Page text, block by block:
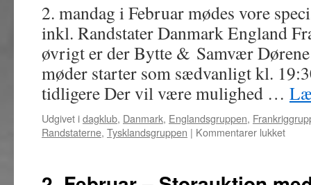
2. mandag i Februar mødes vore
inkl. Randstater Danmark England
øvrigt er der Bytte & Samvær
møder starter som sædvanligt kl.
tidligere Der vil være mulighed …
Udgivet idagklub, Danmark, Englandsgruppen,
Randstaterne, Tysklandsgruppen | Kommentarer lukkettil